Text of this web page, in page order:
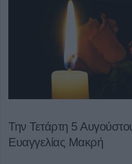
Την Τετάρτη 5
Ευαγγελίας Μακρή